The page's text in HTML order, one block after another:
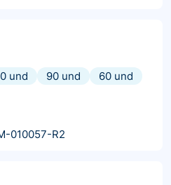
und 90 und
60 und
010057-R2